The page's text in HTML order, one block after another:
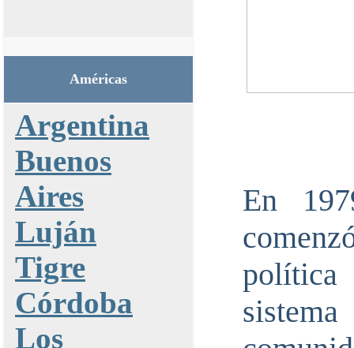
Américas
Argentina
Buenos
Aires
Luján
Tigre
Córdoba
Los
En